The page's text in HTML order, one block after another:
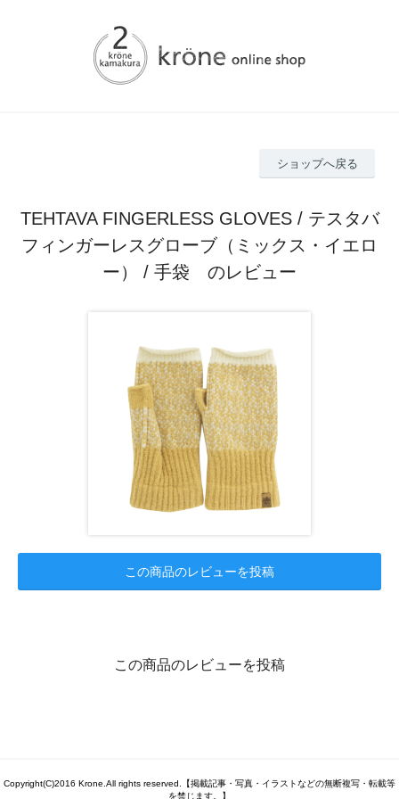
ショップへ戻る
TEHTAVA FINGERLESS GLOVES / テスタバ
フィンガーレスグローブ（ミックス・イエロ
ー） / 手袋 のレビュー
この商品のレビューを投稿
この商品のレビューを投稿
Copyright(C)2016 Krone.All rights reserved.【掲載記事・写真・イラストなどの無断複写・転載等
を禁じます。】